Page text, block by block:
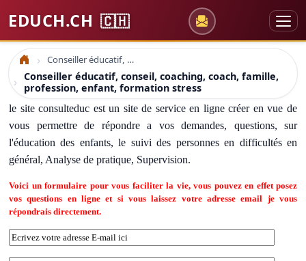
EDUCH.CH 🇨🇭
Accueil Conseiller éducatif, conseil, coaching, coach, famille, profession, enfant, formation stress
Conseiller éducatif, conseil, coaching, coach, famille,
profession, enfant, formation stress
le site consulteduc est un site de service en ligne créer en vue de
vous permettre de répondre a vos demandes, questions, sur
l'éducation des enfants, le suivi des personnes en difficultés en
général, Analyse de pratique, Supervision.
Voici un formulaire pour vous faciliter la vie, vous pouvez en effet posez
vos questions en ligne et si vous laissez votre adresse email je vous
répondrais directement.